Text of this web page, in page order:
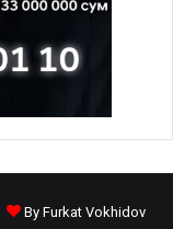
By Furkat Vokhidov